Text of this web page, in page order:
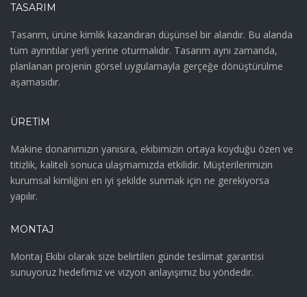
TASARIM
Tasarım, ürüne kimlik kazandıran düşünsel bir alandır. Bu alanda
tüm ayrıntılar yerli yerine oturmalıdır. Tasarım aynı zamanda,
planlanan projenin görsel uygulamayla gerçeğe dönüştürülme
aşamasıdır.
ÜRETIM
Makine donanımızın yanısıra, ekibimizin ortaya koyduğu özen ve
titizlik, kaliteli sonuca ulaşmamızda etkilidir. Müşterilerimizin
kurumsal kimliğini en iyi şekilde sunmak için ne gerekiyorsa
yapılır.
MONTAJ
Montaj Ekibi olarak size belirtilen günde teslimat garantisi
sunuyoruz hedefimiz ve vizyon anlayışımız bu yöndedir.